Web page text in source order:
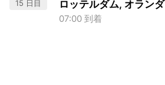
15 日目 ロッテルダム, オランダ
07:00 到着